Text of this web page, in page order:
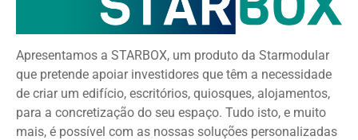
Apresentamos a STARBOX, um produto da Starmodular
que pretende apoiar investidores que têm a necessidade
de criar um edifício, escritórios, quiosques, alojamentos,
para a concretização do seu espaço. Tudo isto, e muito
mais, é possível com as nossas soluções personalizadas